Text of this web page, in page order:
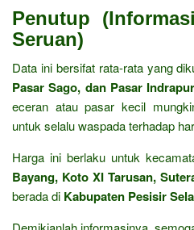
Penutup
Seruan)
Data ini bersifat rata-rata yang
Pasar Sago, dan Pasar
eceran atau pasar kecil
untuk selalu waspada terhadap
Harga ini berlaku untuk
Bayang, Koto XI Tarusan,
berada di Kabupaten Pesisir